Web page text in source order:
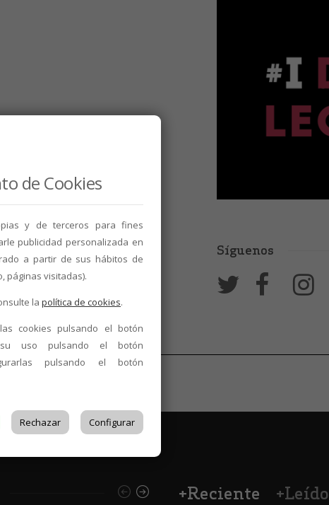
Síguenos
+Reciente +Leído
de Cookies
y de terceros para fines
publicidad personalizada en
a partir de sus hábitos de
páginas visitadas).
la política de cookies.
cookies pulsando el botón
su uso pulsando el botón
pulsando el botón
Rechazar Configurar